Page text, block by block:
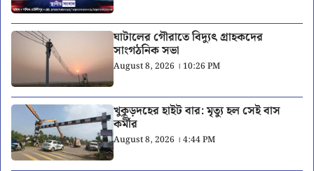
ঘাটালের গৌরাতে বিদ্যুৎ গ্রাহকদের
সাংগঠনিক সভা
August 8, 2026 । 10:26 PM
খুকুড়দহের হাইট বার: মৃত্যু হল সেই বাস
কর্মীর
August 8, 2026 । 4:44 PM